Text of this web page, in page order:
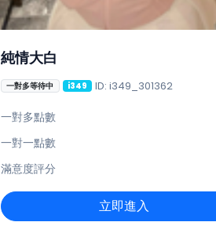
純情大白
一對多等待中 i349 ID: i349_301362
一對多點數
一對一點數
滿意度評分
立即進入